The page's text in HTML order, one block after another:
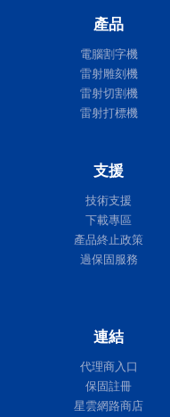
產品
電腦割字機
雷射雕刻機
雷射切割機
雷射打標機
支援
技術支援
下載專區
產品終止政策
過保固服務
連結
代理商入口
保固註冊
星雲網路商店